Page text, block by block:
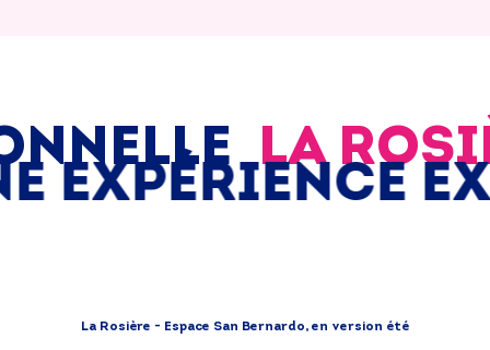
LA
EXPÉRIENCE
La Rosière - Espace San Bernardo, en version été